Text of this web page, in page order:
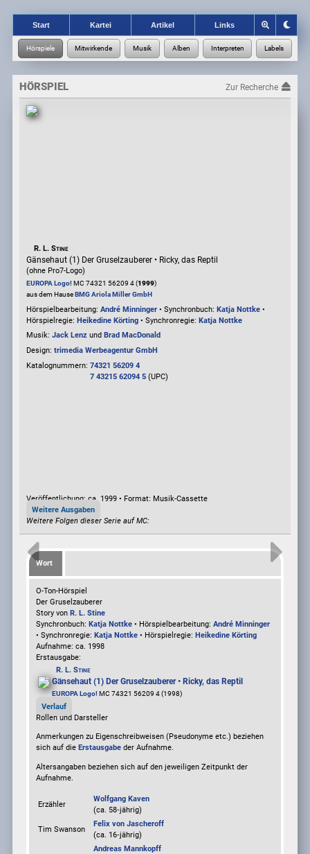
Start Kartei Artikel Links
HÖRSPIEL Zur Recherche
R. L. Stine
Gänsehaut (1) Der Gruselzauberer • Ricky, das Reptil
(ohne Pro7-Logo)
EUROPA Logo!MC 74321 56209 4 (1999)
aus dem HauseBMG Ariola Miller GmbH
Hörspielbearbeitung: André Minninger• Synchronbuch: Katja Nottke•
Hörspielregie: Heikedine Körting• Synchronregie: Katja Nottke
Musik: Jack Lenzund Brad MacDonald
Design: trimedia Werbeagentur GmbH
Katalognummern: 74321 56209 4
7 43215 62094 5(UPC)
Veröffentlichung: ca. 1999• Format: Musik-Cassette
Weitere Ausgaben
Weitere Folgen dieser Serie auf MC:
Wort
O-Ton-Hörspiel
Der Gruselzauberer
Story von R. L. Stine
Synchronbuch: Katja Nottke• Hörspielbearbeitung: André Minninger
• Synchronregie: Katja Nottke• Hörspielregie: Heikedine Körting
Aufnahme: ca. 1998
Erstausgabe:
R. L. Stine
Gänsehaut (1) Der Gruselzauberer • Ricky, das Reptil
EUROPA Logo!MC 74321 56209 4 (1998)
Verlauf
Rollen und Darsteller
Anmerkungen zu Eigenschreibweisen (Pseudonyme etc.) beziehen
sich auf die Erstausgabeder Aufnahme.
Altersangaben beziehen sich auf den jeweiligen Zeitpunkt der
Aufnahme.
Erzähler
Wolfgang Kaven
(ca. 58‑jährig)
Tim Swanson
Felix von Jascheroff
(ca. 16‑jährig)
Andreas Mannkopff